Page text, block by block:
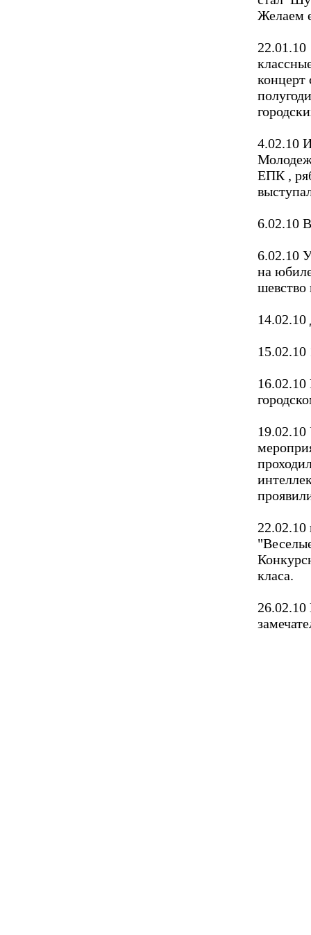
Желаем
концерт
4.02.10
ЕПК ,
6.02.10
6.02.10
на
15.02.10
16.02.10
19.02.10
класа.
26.02.10